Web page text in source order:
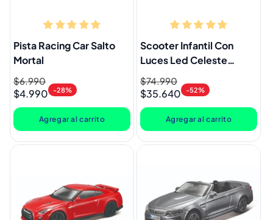
Pista Racing Car Salto
Mortal
Precio
habitual
$6.990
Precio
de
oferta
$4.990 -28%
Agregar al carrito
Scooter Infantil Con
Luces Led Celeste
Globber
Precio
habitual
$74.990
Precio
de
oferta
$35.640 -52%
Agregar al carrito